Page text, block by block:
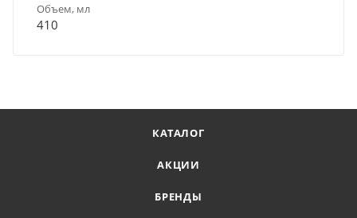
Объем, мл
410
КАТАЛОГ
АКЦИИ
БРЕНДЫ